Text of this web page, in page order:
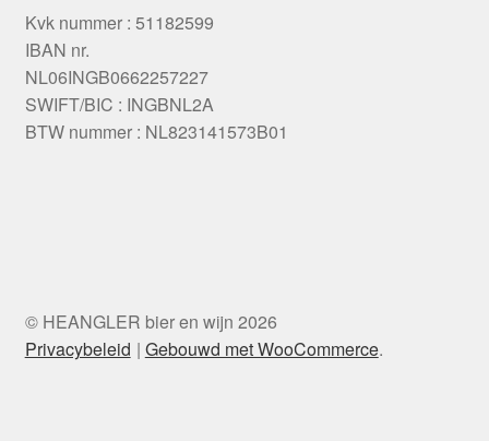
Kvk nummer : 51182599
IBAN nr.
NL06INGB0662257227
SWIFT/BIC : INGBNL2A
BTW nummer : NL823141573B01
© HEANGLER bier en wijn 2026
Privacybeleid
Gebouwd met WooCommerce.